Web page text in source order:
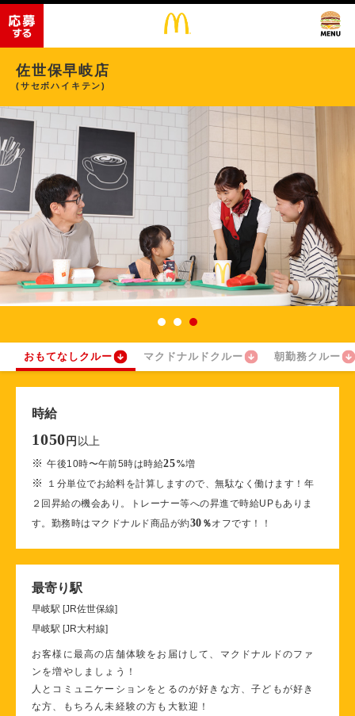
佐世保早岐店
(サセボハイキテン)
おもてなしクルー マクドナルドクルー 朝勤務クルー
時給
1050 円 以上
※午後10時〜午前5時は時給25%増
※
１分単位でお給料を計算しますので、無駄なく働けます！年
２回昇給の機会あり。トレーナー等への昇進で時給UPもありま
す。勤務時はマクドナルド商品が約30 ％オフです！！
最寄り駅
早岐駅 [JR佐世保線]
早岐駅 [JR大村線]
お客様に最高の店舗体験をお届けして、マクドナルドのファ
ンを増やしましょう！
人とコミュニケーションをとるのが好きな方、子どもが好き
な方、もちろん未経験の方も大歓迎！